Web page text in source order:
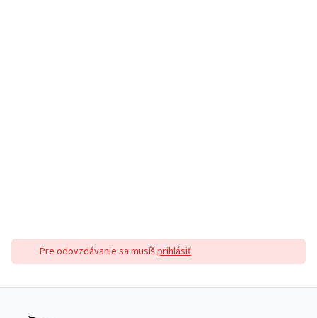
Pre odovzdávanie sa musíšprihlásiť.